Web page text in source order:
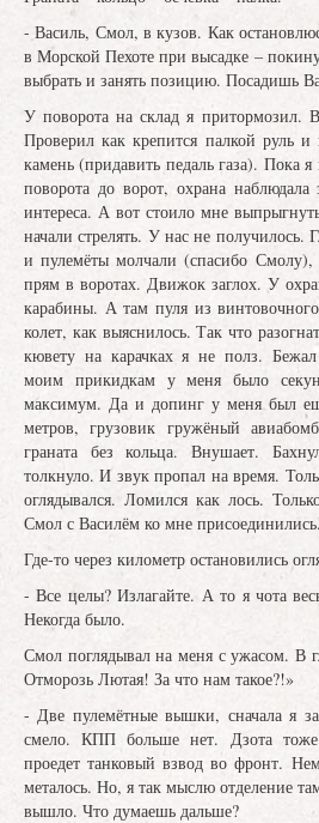
- Василь, Смол, в кузов. Как
в Морской Пехоте при высадке –
выбрать и занять позицию. Посадишь
У поворота на склад я притормозил.
Проверил как крепится палкой руль
камень (придавить педаль газа). Пока
поворота до ворот, охрана наблюдала
интереса. А вот стоило мне
начали стрелять. У нас не получилось.
и пулемёты молчали (спасибо Смолу),
прям в воротах. Движок заглох. У
карабины. А там пуля из
колет, как выяснилось. Так что
кювету на карачках я не полз.
моим прикидкам у меня было
максимум. Да и допинг у меня был
метров, грузовик гружёный
граната без кольца. Внушает.
толкнуло. И звук пропал на время.
оглядывался. Ломился как лось.
Смол с Василём ко мне присоединились.
Где-то через километр остановились
- Все целы? Излагайте. А то я чота
Некогда было.
Смол поглядывал на меня с ужасом. В
Отморозь Лютая! За что нам такое?!»
- Две пулемётные вышки, сначала я
смело. КПП больше нет. Дзота
проедет танковый взвод во фронт.
металось. Но, я так мыслю отделение
вышло. Что думаешь дальше?